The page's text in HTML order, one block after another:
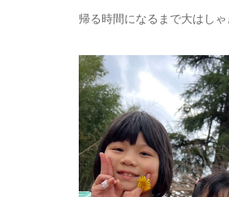
帰る時間になるまで大はし